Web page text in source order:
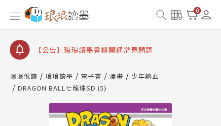
0
【公告】因 Readmoo 讀墨系統維護中，本站同步暫
停部分閱讀服務
【公告】琅琅讀墨數位閱讀資產合併與書櫃開通申請
【公告】琅琅讀墨書櫃開通常見問題
請圖文教學
【公告】琅琅書店服務升級重要說明及資產合併結果
查詢
【公告】因 Readmoo 讀墨系統維護中，本站同步暫
停部分閱讀服務
琅琅悅讀 琅琅讀墨 電子書 漫畫
少年熱血
DRAGON BALL七龍珠SD (5)